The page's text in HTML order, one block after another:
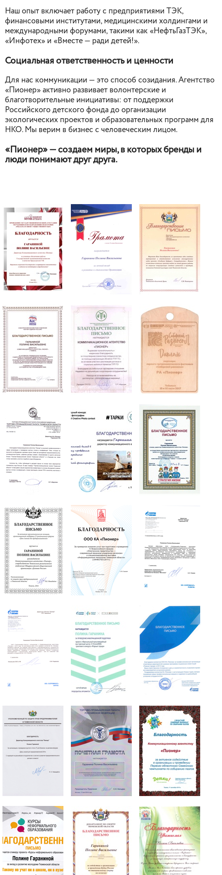
Наш опыт включает работу с предприятиями ТЭК,
финансовыми институтами, медицинскими холдингами и
международными форумами, такими как «НефтьГазТЭК»,
«Инфотех» и «Вместе — ради детей!».
Социальная ответственность и ценности
Для нас коммуникации — это способ созидания. Агентство
«Пионер» активно развивает волонтерские и
благотворительные инициативы: от поддержки
Российского детского фонда до организации
экологических проектов и образовательных программ для
НКО. Мы верим в бизнес с человеческим лицом.
«Пионер» — создаем миры, в которых бренды и
люди понимают друг друга.